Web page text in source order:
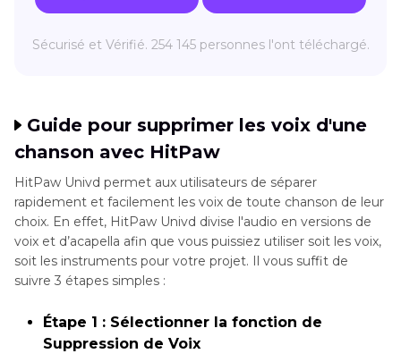
Sécurisé et Vérifié. 254 145 personnes l'ont téléchargé.
Guide pour supprimer les voix d'une
chanson avec HitPaw
HitPaw Univd permet aux utilisateurs de séparer
rapidement et facilement les voix de toute chanson de leur
choix. En effet, HitPaw Univd divise l'audio en versions de
voix et d’acapella afin que vous puissiez utiliser soit les voix,
soit les instruments pour votre projet. Il vous suffit de
suivre 3 étapes simples :
Étape 1 : Sélectionner la fonction de
Suppression de Voix